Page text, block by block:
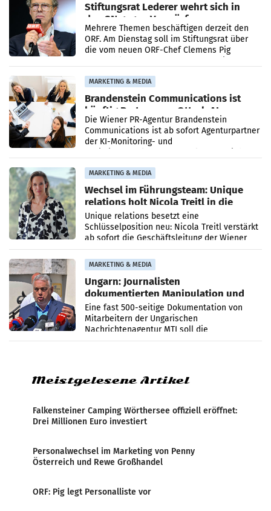
Stiftungsrat Lederer wehrt sich in
den SN gegen Vorwürfe
Mehrere Themen beschäftigen derzeit den
ORF. Am Dienstag soll im Stiftungsrat über
die vom neuen ORF-Chef Clemens Pig
MARKETING & MEDIA
Brandenstein Communications ist
künftig Partner von OtterlyAI
Die Wiener PR-Agentur Brandenstein
Communications ist ab sofort Agenturpartner
der KI-Monitoring- und
MARKETING & MEDIA
Wechsel im Führungsteam: Unique
relations holt Nicola Treitl in die
Geschäftsleitung
Unique relations besetzt eine
Schlüsselposition neu: Nicola Treitl verstärkt
ab sofort die Geschäftsleitung der Wiener
PR-Agentur an der Seite von Josef Kalina und
Anna Kalina-Mahr.
MARKETING & MEDIA
Ungarn: Journalisten
dokumentierten Manipulation und
Zensur
Eine fast 500-seitige Dokumentation von
Mitarbeitern der Ungarischen
Nachrichtenagentur MTI soll die
systematische Nachrichten-Manipulation und
Meistgelesene Artikel
Falkensteiner Camping Wörthersee offiziell eröffnet:
Drei Millionen Euro investiert
Personalwechsel im Marketing von Penny
Österreich und Rewe Großhandel
ORF: Pig legt Personalliste vor